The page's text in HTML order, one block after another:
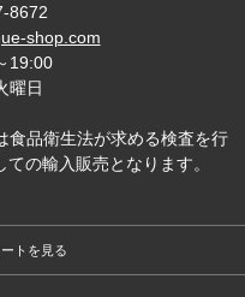
8672
shop.com
19:00
曜日
品衛生法が求める検査を行
の輸入販売となります。
ートを見る